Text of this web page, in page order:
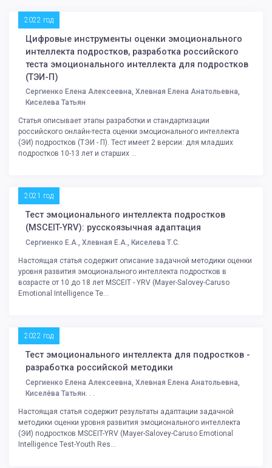
2022 год
Цифровые инструменты оценки эмоционального
интеллекта подростков, разработка российского
теста эмоционального интеллекта для подростков
(ТЭИ-П)
Сергиенко Елена Алексеевна, Хлевная Елена Анатольевна,
Киселева Татьян
Статья описывает этапы разработки и стандартизации
российского онлайн-теста оценки эмоционального интеллекта
(ЭИ) подростков (ТЭИ - П). Тест имеет 2 версии: для младших
подростков 10-13 лет и старших ...
2021 год
Тест эмоционального интеллекта подростков
(MSCEIT-YRV): русскоязычная адаптация
Сергиенко Е.А., Хлевная Е.А., Киселева Т.С.
Настоящая статья содержит описание задачной методики оценки
уровня развития эмоционального интеллекта подростков в
возрасте от 10 до 18 лет MSCEIT - YRV (Mayer-Salovey-Caruso
Emotional Intelligence Te...
2022 год
Тест эмоционального интеллекта для подростков -
разработка российской методики
Сергиенко Елена Алексеевна, Хлевная Елена Анатольевна,
Киселёва Татьян. . .
Настоящая статья содержит результаты адаптации задачной
методики оценки уровня развития эмоционального интеллекта
(ЭИ) подростков MSCEIT-YRV (Mayer-Salovey-Caruso Emotional
Intelligence Test-Youth Res...